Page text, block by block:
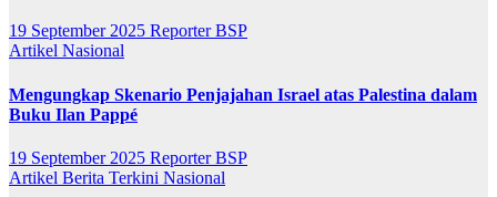
19 September 2025 Reporter BSP
Artikel Nasional
Mengungkap Skenario Penjajahan Israel atas Palestina dalam
Buku Ilan Pappé
19 September 2025 Reporter BSP
Artikel Berita Terkini Nasional